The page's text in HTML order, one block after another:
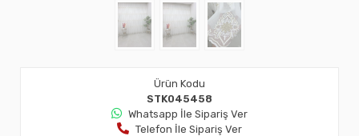
Ürün Kodu
STK045458
Whatsapp İle Sipariş Ver
Telefon İle Sipariş Ver